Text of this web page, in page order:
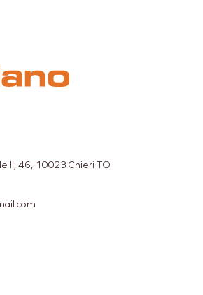
II, 46, 10023 Chieri TO